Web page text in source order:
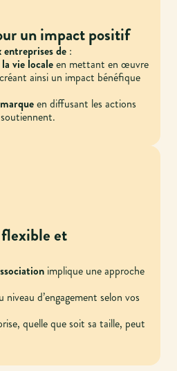
un impact positif
entreprises de :
vie localeen mettant en œuvre
ainsi un impact bénéfique
en diffusant les actions
soutiennent.
et
implique une approche
d’engagement selon vos
quelle que soit sa taille, peut